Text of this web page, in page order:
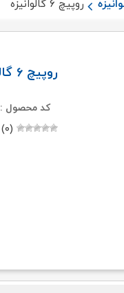
روپیچ ۶ گالوانیزه
روپیچ ۶ گالوانیزه
کد محصول : ۱۲۱۷۴
(۰)